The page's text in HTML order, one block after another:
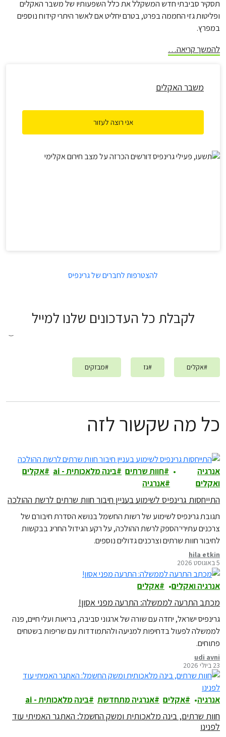
תסקיר סביבתי חדש המשקלל את כלל השפעותיו של משבר האקלים
ופליטות גזי החממה בפרט, בטרם יחליט אם לאשר היתרי קידוח נוספים
במפרץ.
להמשך קריאה…
משבר האקלים
אני רוצה לעזור
להצטרפות לחברים של גרינפיס
לקבלת כל העדכונים שלנו למייל
#אקלים #גז #מבזקים
כל מה שקשור לזה
אנרגיה
ואקלים
חוות שרתים בינה מלאכותית - ai
אקלים
אנרגיה
התייחסות גרינפיס לשימוע בעניין חיבור חוות שרתים לרשת ההולכה
תגובת גרינפיס לשימוע של רשות החשמל בנושא הסדרת חיבורם של
צרכנים עתירי־הספק לרשת ההולכה, על רקע הגידול החריג בבקשות
לחיבור חוות שרתים וצרכנים גדולים נוספים.
hila etkin
5 באוגוסט 2026
אנרגיה ואקלים אקלים
מכתב התרעה לממשלה: התרעה מפני אסון!
גרינפיס ישראל, יחדה עם שורה של ארגוני סביבה, בריאות ועלי חיים, פנה
לממשלה לפעול בדחיפות למניעה ולהתמודדות עם שריפות בשטחים
פתוחים.
udi avni
23 ביולי 2026
אנרגיה אקלים אנרגיה מתחדשת בינה מלאכותית - ai
חוות שרתים, בינה מלאכותית ומשק החשמל: האתגר האמיתי עוד
לפנינו